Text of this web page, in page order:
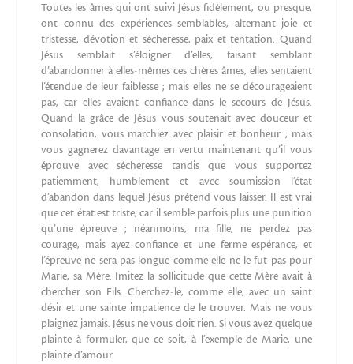
Toutes les âmes qui ont suivi Jésus fidèlement, ou presque,
ont connu des expériences semblables, alternant joie et
tristesse, dévotion et sécheresse, paix et tentation. Quand
Jésus semblait s’éloigner d’elles, faisant semblant
d’abandonner à elles-mêmes ces chères âmes, elles sentaient
l’étendue de leur faiblesse ; mais elles ne se décourageaient
pas, car elles avaient confiance dans le secours de Jésus.
Quand la grâce de Jésus vous soutenait avec douceur et
consolation, vous marchiez avec plaisir et bonheur ; mais
vous gagnerez davantage en vertu maintenant qu’il vous
éprouve avec sécheresse tandis que vous supportez
patiemment, humblement et avec soumission l’état
d’abandon dans lequel Jésus prétend vous laisser. Il est vrai
que cet état est triste, car il semble parfois plus une punition
qu’une épreuve ; néanmoins, ma fille, ne perdez pas
courage, mais ayez confiance et une ferme espérance, et
l’épreuve ne sera pas longue comme elle ne le fut pas pour
Marie, sa Mère. Imitez la sollicitude que cette Mère avait à
chercher son Fils. Cherchez-le, comme elle, avec un saint
désir et une sainte impatience de le trouver. Mais ne vous
plaignez jamais. Jésus ne vous doit rien. Si vous avez quelque
plainte à formuler, que ce soit, à l’exemple de Marie, une
plainte d’amour.